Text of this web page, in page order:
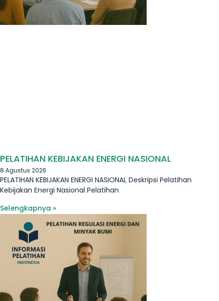
PELATIHAN KEBIJAKAN ENERGI NASIONAL
8 Agustus 2026
PELATIHAN KEBIJAKAN ENERGI NASIONAL Deskripsi Pelatihan
Kebijakan Energi Nasional Pelatihan
Selengkapnya »